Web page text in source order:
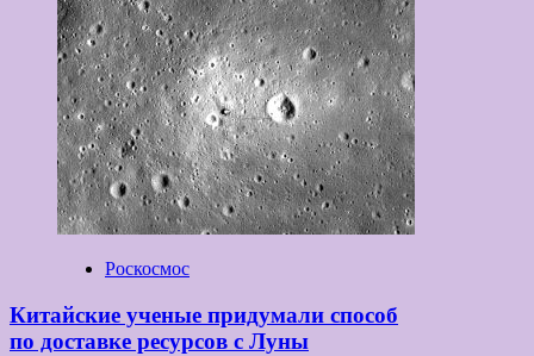
Роскосмос
Китайские ученые придумали способ
по доставке ресурсов с Луны